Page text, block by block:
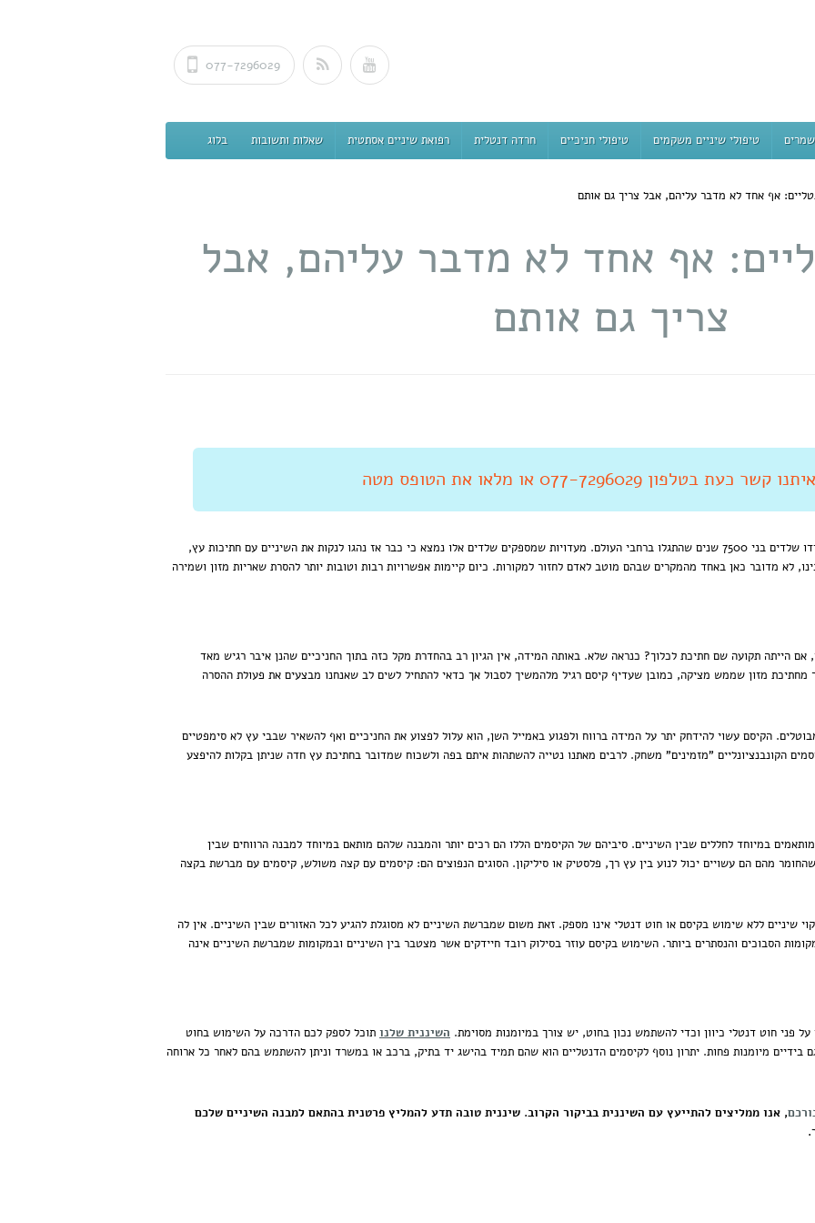
077-7296029
טיפולי שיניים משקמים טיפולי חניכיים חרדה דנטלית רפואת שיניים אסתטית שאלות ותשובות בלוג
אף אחד לא מדבר עליהם, אבל צריך גם אותם
אף אחד לא מדבר עליהם, אבל
צריך גם אותם
כעת בטלפון 077-7296029 או מלאו את הטופס מטה
קיסם הוא הכלי העתיק ביותר לניקוי דנטלי, על כך יעידו שלדים בני 7500 שנים שהתגלו ברחבי העולם. מעדויות שמספקים שלדים אלו נמצא כי כבר אז נהגו לנקות את השיניים עם חתיכות עץ,
לא מדובר כאן באחד מהמקרים שבהם מוטב לאדם לחזור למקורות. כיום קיימות אפשרויות רבות וטובות יותר להסרת שאריות מזון ושמירה
הייתה תקועה שם חתיכת לכלוך? כנראה שלא. באותה המידה, אין הגיון רב בהחדרת מקל כזה בתוך החניכיים שהנן איבר רגיש מאד
מחתיכת מזון שממש מציקה, כמובן שעדיף קיסם רגיל מלהמשיך לסבול אך כדאי להתחיל לשים לב שאנחנו מבצעים את פעולת ההסרה
הקיסם עשוי להידחק יתר על המידה ברווח ולפגוע באמייל השן, הוא עלול לפצוע את החניכיים ואף להשאיר שבבי עץ לא סימפטיים
הקונבנציונליים "מזמינים" משחק. לרבים מאתנו נטייה להשתהות איתם בפה ולשכוח שמדובר בחתיכת עץ חדה שניתן בקלות להיפצע
במיוחד לחללים שבין השיניים. סיביהם של הקיסמים הללו הם רכים יותר והמבנה שלהם מותאם במיוחד למבנה הרווחים שבין
מהם הם עשויים יכול לנוע בין עץ רך, פלסטיק או סיליקון. הסוגים הנפוצים הם: קיסמים עם קצה משולש, קיסמים עם מברשת בקצה
שיניים ללא שימוש בקיסם או חוט דנטלי אינו מספק. זאת משום שמברשת השיניים לא מסוגלת להגיע לכל האזורים שבין השיניים. אין לה
הסבוכים והנסתרים ביותר. השימוש בקיסם עוזר בסילוק רובד חיידקים אשר מצטבר בין השיניים ובמקומות שמברשת השיניים אינה
פני חוט דנטלי כיוון וכדי להשתמש נכון בחוט, יש צורך במיומנות מסוימת. השיננית שלנו תוכל לספק לכם הדרכה על השימוש בחוט
בידיים מיומנות פחות. יתרון נוסף לקיסמים הדנטליים הוא שהם תמיד בהישג יד בתיק, ברכב או במשרד וניתן להשתמש בהם לאחר כל ארוחה
, אנו ממליצים להתייעץ עם השיננית בביקור הקרוב. שיננית טובה תדע להמליץ פרטנית בהתאם למבנה השיניים שלכם